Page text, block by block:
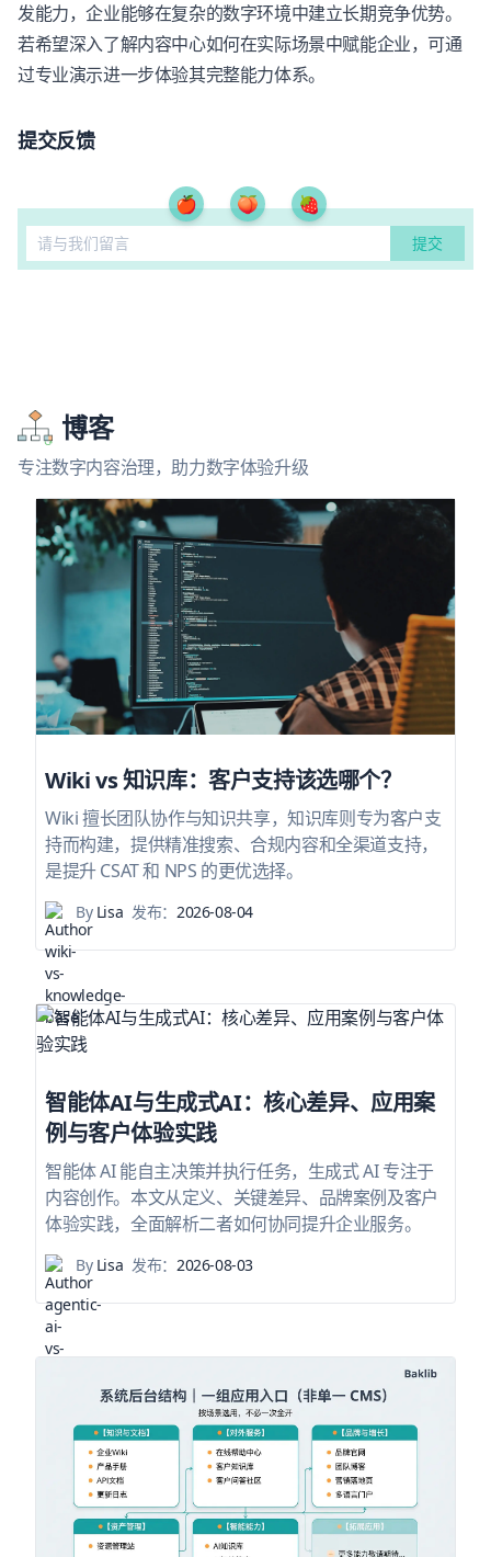
发能力，企业能够在复杂的数字环境中建立长期竞争优势。
若希望深入了解内容中心如何在实际场景中赋能企业，可通
过专业演示进一步体验其完整能力体系。
提交反馈
🍎 🍑 🍓
博客
专注数字内容治理，助力数字体验升级
Wiki vs 知识库：客户支持该选哪个？
Wiki 擅长团队协作与知识共享，知识库则专为客户支
持而构建，提供精准搜索、合规内容和全渠道支持，
是提升 CSAT 和 NPS 的更优选择。
ByLisa 发布：2026-08-04
智能体AI与生成式AI：核心差异、应用案
例与客户体验实践
智能体 AI 能自主决策并执行任务，生成式 AI 专注于
内容创作。本文从定义、关键差异、品牌案例及客户
体验实践，全面解析二者如何协同提升企业服务。
ByLisa 发布：2026-08-03